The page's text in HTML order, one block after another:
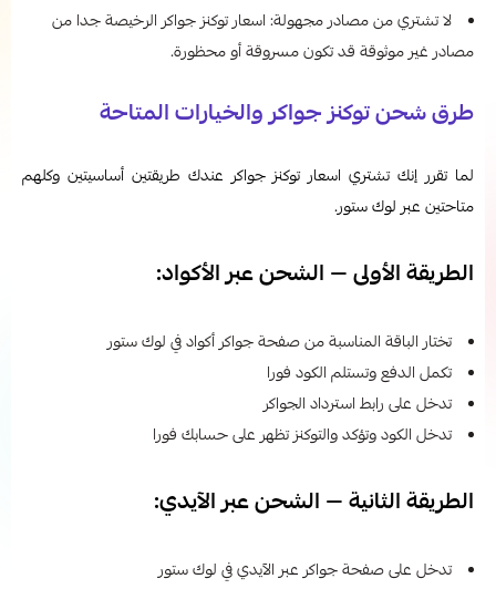
لا تشتري من مصادر مجهولة: اسعار توكنز جواكر الرخيصة جدا من
مصادر غير موثوقة قد تكون مسروقة أو محظورة.
طرق شحن توكنز جواكر والخيارات المتاحة
لما تقرر إنك تشتري اسعار توكنز جواكر عندك طريقتين أساسيتين وكلهم
متاحتين عبر لوك ستور.
الطريقة الأولى — الشحن عبر الأكواد:
تختار الباقة المناسبة من صفحة جواكر أكواد في لوك ستور
تكمل الدفع وتستلم الكود فورا
تدخل على رابط استرداد الجواكر
تدخل الكود وتؤكد والتوكنز تظهر على حسابك فورا
الطريقة الثانية — الشحن عبر الآيدي:
تدخل على صفحة جواكر عبر الآيدي في لوك ستور